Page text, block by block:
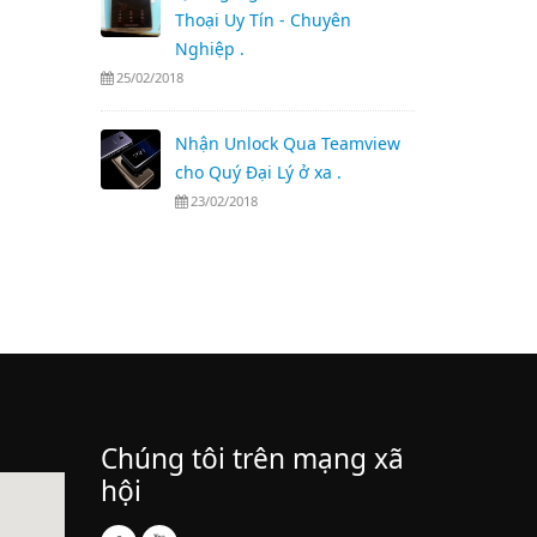
Thoại Uy Tín - Chuyên
Nghiệp .
25/02/2018
Nhận Unlock Qua Teamview
cho Quý Đại Lý ở xa .
23/02/2018
Chúng tôi trên mạng xã
hội